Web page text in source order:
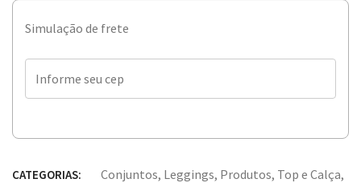
Simulação de frete
CATEGORIAS: Conjuntos, Leggings, Produtos, Top e Calça,